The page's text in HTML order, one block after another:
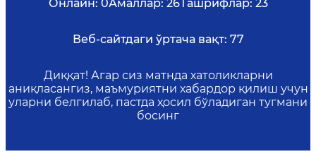
Онлайн: 0Амаллар: 26Ташрифлар: 23
Веб-сайтдаги ўртача вақт: 77
Диққат! Агар сиз матнда хатоликларни
аниқласангиз, маъмуриятни хабардор қилиш учун
уларни белгилаб, пастда ҳосил бўладиган тугмани
босинг